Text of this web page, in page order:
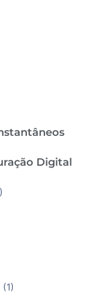
Digital
(1)